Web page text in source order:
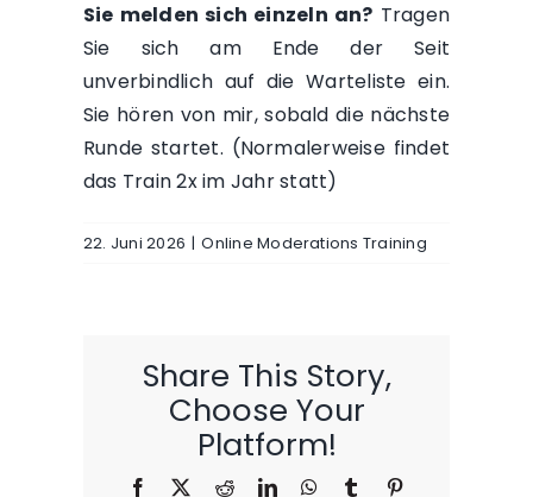
Sie melden sich einzeln an? Tragen
Sie sich am Ende der Seit
unverbindlich auf die Warteliste ein.
Sie hören von mir, sobald die nächste
Runde startet. (Normalerweise findet
das Train 2x im Jahr statt)
22. Juni 2026 | Online Moderations Training
Share This Story,
Choose Your
Platform!
Facebook RedditLinkedInWhatsApp
TumblrPinterest